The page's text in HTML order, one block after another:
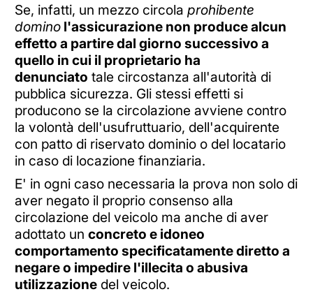
Se, infatti, un mezzo circola prohibente
domino l'assicurazione non produce alcun
effetto a partire dal giorno successivo a
quello in cui il proprietario ha
denunciato tale circostanza all'autorità di
pubblica sicurezza. Gli stessi effetti si
producono se la circolazione avviene contro
la volontà dell'usufruttuario, dell'acquirente
con patto di riservato dominio o del locatario
in caso di locazione finanziaria.
E' in ogni caso necessaria la prova non solo di
aver negato il proprio consenso alla
circolazione del veicolo ma anche di aver
adottato un concreto e idoneo
comportamento specificatamente diretto a
negare o impedire l'illecita o abusiva
utilizzazionedel veicolo.